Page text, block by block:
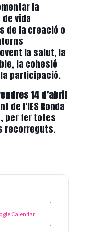
la
vida
de la creació o
la salut, la
la cohesió
participació.
14 d’abril
de l’IES Ronda
per fer totes
recorreguts.
Calendar